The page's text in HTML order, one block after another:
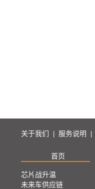
关于我们 服务说明
首页
芯片战升温
未来车供应链